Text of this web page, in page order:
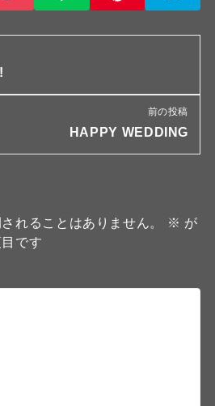
前の投稿
HAPPY WEDDING
れることはありません。 ※ が
です